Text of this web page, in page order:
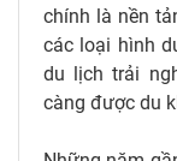
chính là nền
các loại hình
du lịch trải
càng được du